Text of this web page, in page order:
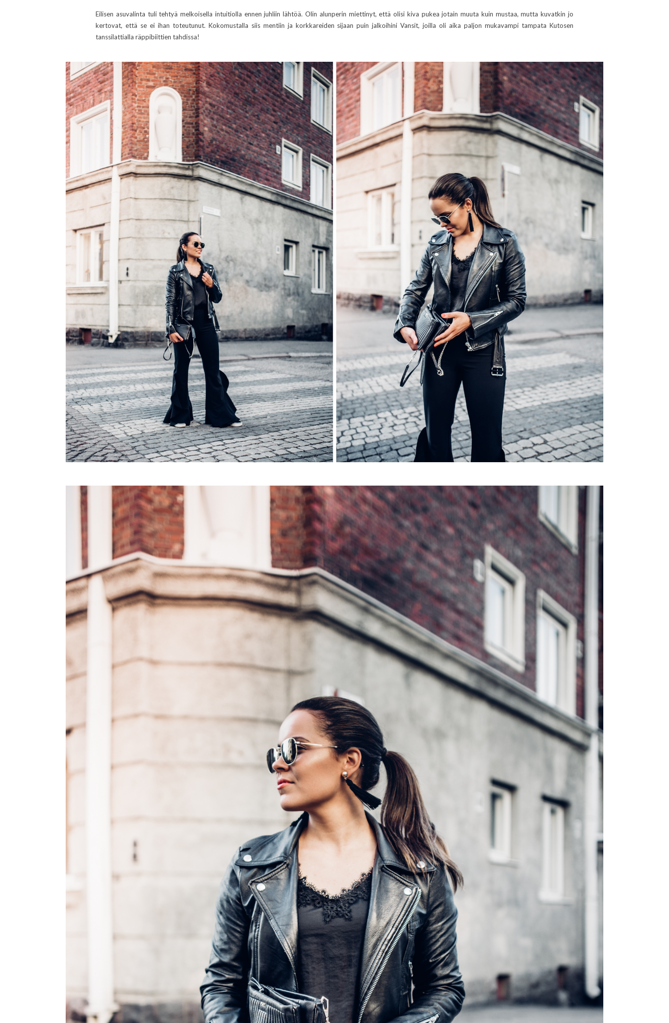
Eilisen asuvalinta tuli tehtyä melkoisella intuitiolla ennen juhliin lähtöä. Olin alunperin miettinyt, että olisi kiva pukea jotain muuta kuin mustaa, mutta kuvatkin jo
kertovat, että se ei ihan toteutunut. Kokomustalla siis mentiin ja korkkareiden sijaan puin jalkoihini Vansit, joilla oli aika paljon mukavampi tampata Kutosen
tanssilattialla räppibiittien tahdissa!